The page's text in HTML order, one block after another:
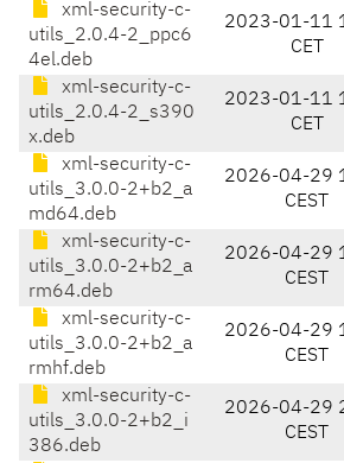
xml-security-c-
utils_2.0.4-2_ppc6
4el.deb
2023-01-11
CET
xml-security-c-
utils_2.0.4-2_s390
x.deb
2023-01-11
CET
xml-security-c-
utils_3.0.0-2+b2_a
md64.deb
2026-04-29
CEST
xml-security-c-
utils_3.0.0-2+b2_a
rm64.deb
2026-04-29
CEST
xml-security-c-
utils_3.0.0-2+b2_a
rmhf.deb
2026-04-29
CEST
xml-security-c-
utils_3.0.0-2+b2_i
386.deb
2026-04-29
CEST